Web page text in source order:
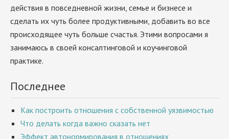
действия в повседневной жизни, семье и бизнесе и
сделать их чуть более продуктивными, добавить во все
происходящее чуть больше счастья. Этими вопросами я
занимаюсь в своей консалтинговой и коучинговой
практике.
Последнее
Как построить отношения с собственной уязвимостью
Что делать когда важно сказать нет
Эффект автонормирования в отношениях